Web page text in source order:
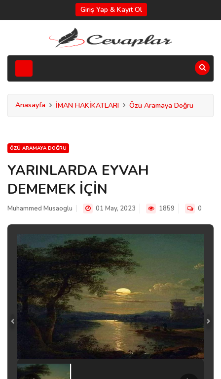
Giriş Yap & Kayıt Ol
Anasayfa İMAN HAKİKATLARI Özü Aramaya Doğru
ÖZÜ ARAMAYA DOĞRU
YARINLARDA EYVAH
DEMEMEK İÇİN
Muhammed Musaoglu 01 May, 2023 1859 0